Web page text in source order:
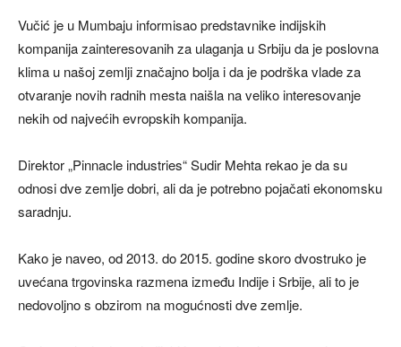
Vučić je u Mumbaju informisao predstavnike indijskih
kompanija zainteresovanih za ulaganja u Srbiju da je poslovna
klima u našoj zemlji značajno bolja i da je podrška vlade za
otvaranje novih radnih mesta naišla na veliko interesovanje
nekih od najvećih evropskih kompanija.
Direktor „Pinnacle industries“ Sudir Mehta rekao je da su
odnosi dve zemlje dobri, ali da je potrebno pojačati ekonomsku
saradnju.
Kako je naveo, od 2013. do 2015. godine skoro dvostruko je
uvećana trgovinska razmena između Indije i Srbije, ali to je
nedovoljno s obzirom na mogućnosti dve zemlje.